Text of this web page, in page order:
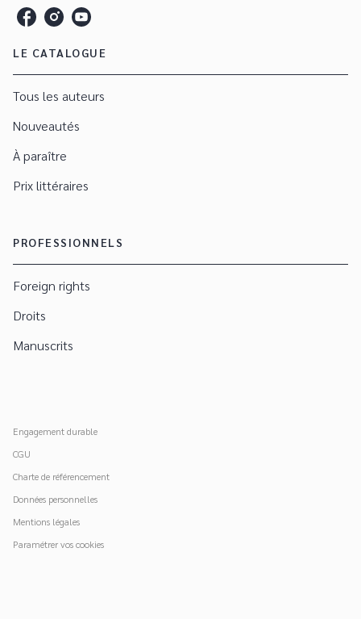
LE CATALOGUE
Tous les auteurs
Nouveautés
À paraître
Prix littéraires
PROFESSIONNELS
Foreign rights
Droits
Manuscrits
Engagement durable
CGU
Charte de référencement
Données personnelles
Mentions légales
Paramétrer vos cookies